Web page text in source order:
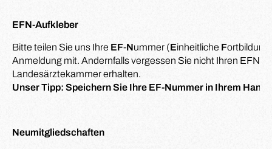
EFN-Aufkleber
Bitte teilen Sie uns Ihre EF-Nummer (Einheitliche F
Anmeldung mit. Andernfalls vergessen Sie nicht Ihren EFN-
Landesärztekammer erhalten.
Unser Tipp: Speichern Sie Ihre EF-Nummer in Ihrem Handy
Neumitgliedschaften